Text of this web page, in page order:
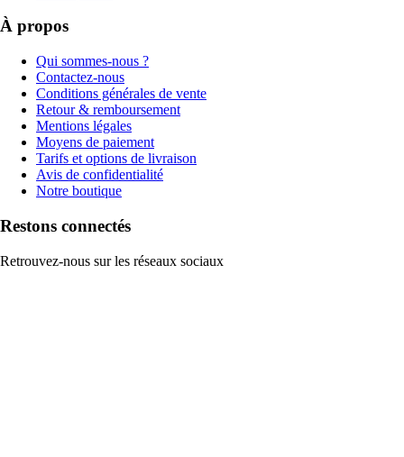
À propos
Qui sommes-nous ?
Contactez-nous
Conditions générales de vente
Retour & remboursement
Mentions légales
Moyens de paiement
Tarifs et options de livraison
Avis de confidentialité
Notre boutique
Restons connectés
Retrouvez-nous sur les réseaux sociaux